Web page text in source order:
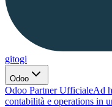
gitogi
Odoo
Odoo Partner UfficialeAd
contabilità e operations in